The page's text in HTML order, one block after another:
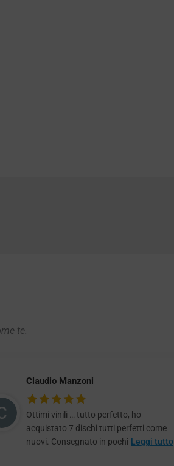
te.
Claudio Manzoni
Ottimi vinili … tutto perfetto, ho
acquistato 7 dischi tutti perfetti come
nuovi. Consegnato in pochi Leggi tutto